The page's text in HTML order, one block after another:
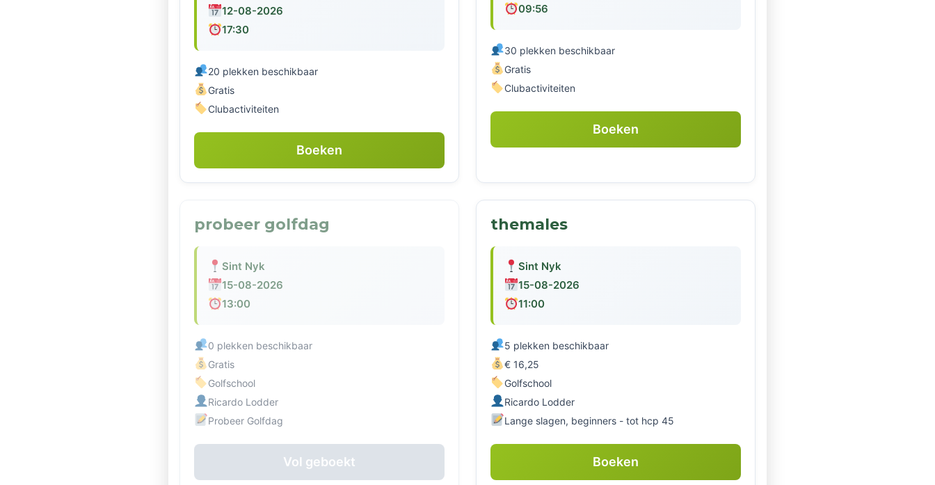
12-08-2026
17:30
20 plekken beschikbaar
Gratis
Clubactiviteiten
Boeken
09:56
30 plekken beschikbaar
Gratis
Clubactiviteiten
Boeken
probeer golfdag
Sint Nyk
15-08-2026
13:00
0 plekken beschikbaar
Gratis
Golfschool
Ricardo Lodder
Probeer Golfdag
Vol geboekt
themales
Sint Nyk
15-08-2026
11:00
5 plekken beschikbaar
€ 16,25
Golfschool
Ricardo Lodder
Lange slagen, beginners - tot hcp 45
Boeken